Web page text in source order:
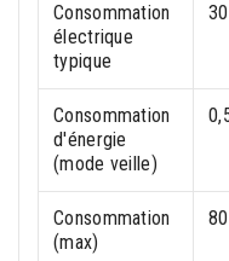
Consommation
électrique
typique
Consommation
d'énergie
(mode veille)
Consommation
(max)